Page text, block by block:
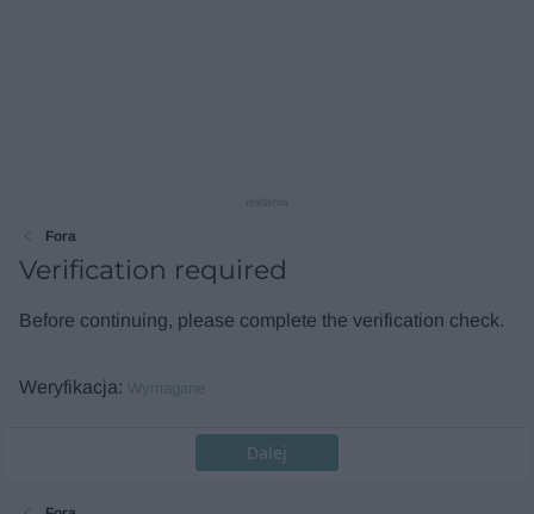
Fora
Verification required
Before continuing, please complete the verification check.
Weryfikacja Wymagane
Dalej